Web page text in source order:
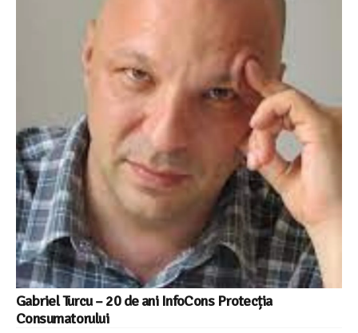
Gabriel Turcu – 20 de ani InfoCons Protecția
Consumatorului